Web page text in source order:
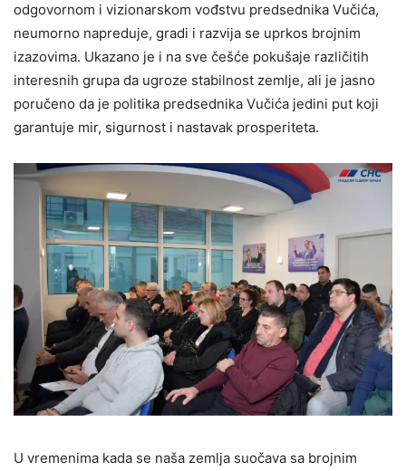
odgovornom i vizionarskom vođstvu predsednika Vučića,
neumorno napreduje, gradi i razvija se uprkos brojnim
izazovima. Ukazano je i na sve češće pokušaje različitih
interesnih grupa da ugroze stabilnost zemlje, ali je jasno
poručeno da je politika predsednika Vučića jedini put koji
garantuje mir, sigurnost i nastavak prosperiteta.
U vremenima kada se naša zemlja suočava sa brojnim